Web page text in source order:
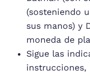
(sosteniendo
sus manos) y
moneda de
Sigue las